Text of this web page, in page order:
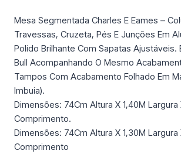
Mesa Segmentada Charles E Eames –
Travessas, Cruzeta, Pés E Junções Em
Polido Brilhante Com Sapatas Ajustáveis.
Bull Acompanhando O Mesmo
Tampos Com Acabamento Folhado Em
Imbuia).
Dimensões: 74Cm Altura X 1,40M Largura
Comprimento.
Dimensões: 74Cm Altura X 1,30M Largura
Comprimento